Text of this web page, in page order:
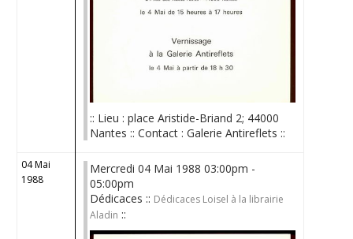
:: Lieu : place Aristide-Briand 2; 44000
Nantes :: Contact : Galerie Antireflets ::
04 Mai
1988
Mercredi 04 Mai 1988 03:00pm -
05:00pm
Dédicaces :: Dédicaces Loisel à la librairie
Aladin ::